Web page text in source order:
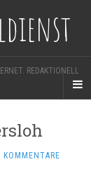
REDAKTIONELL
KOMMENTARE